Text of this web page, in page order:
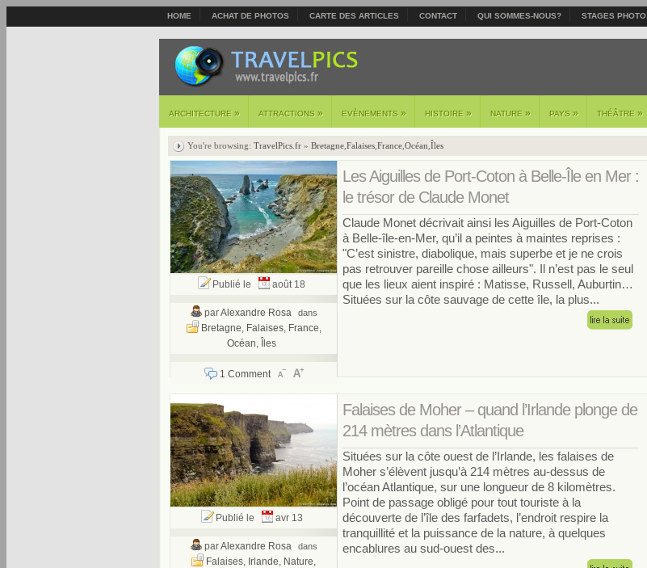
HOME ACHAT DE PHOTOS CARTE DES ARTICLES CONTACT QUI SOMMES-NOUS? STAGES PHOTO
ARCHITECTURE » ATTRACTIONS » EVÈNEMENTS » HISTOIRE » NATURE » PAYS » THÉÂTRE »
You're browsing: TravelPics.fr » Bretagne Falaises France Océan Îles
Publié le août 18
parAlexandre Rosa dans
Bretagne, Falaises, France,
Océan, Îles
1 Comment
Les Aiguilles de Port-Coton à Belle-Île en Mer :
le trésor de Claude Monet
Claude Monet décrivait ainsi les Aiguilles de Port-Coton
à Belle-île-en-Mer, qu’il a peintes à maintes reprises :
"C’est sinistre, diabolique, mais superbe et je ne crois
pas retrouver pareille chose ailleurs". Il n’est pas le seul
que les lieux aient inspiré : Matisse, Russell, Auburtin…
Situées sur la côte sauvage de cette île, la plus...
Publié le avr 13
parAlexandre Rosa dans
Falaises, Irlande, Nature,
Falaises de Moher – quand l’Irlande plonge de
214 mètres dans l’Atlantique
Situées sur la côte ouest de l’Irlande, les falaises de
Moher s’élèvent jusqu’à 214 mètres au-dessus de
l’océan Atlantique, sur une longueur de 8 kilomètres.
Point de passage obligé pour tout touriste à la
découverte de l’île des farfadets, l’endroit respire la
tranquillité et la puissance de la nature, à quelques
encablures au sud-ouest des...